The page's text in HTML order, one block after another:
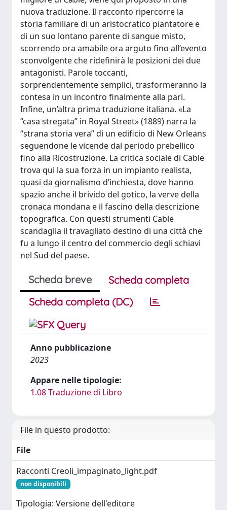
nuova traduzione. Il racconto ripercorre la
storia familiare di un aristocratico piantatore e
di un suo lontano parente di sangue misto,
scorrendo ora amabile ora arguto fino all’evento
sconvolgente che ridefinirà le posizioni dei due
antagonisti. Parole toccanti,
sorprendentemente semplici, trasformeranno la
contesa in un incontro finalmente alla pari.
Infine, un’altra prima traduzione italiana. «La
“casa stregata” in Royal Street» (1889) narra la
“strana storia vera” di un edificio di New Orleans
seguendone le vicende dal periodo prebellico
fino alla Ricostruzione. La critica sociale di Cable
trova qui la sua forza in un impianto realista,
quasi da giornalismo d’inchiesta, dove hanno
spazio anche il brivido del gotico, la verve della
cronaca mondana e il fascino della descrizione
topografica. Con questi strumenti Cable
scandaglia il travagliato destino di una città che
fu a lungo il centro del commercio degli schiavi
nel Sud del paese.
Scheda breve
Scheda completa
Scheda completa (DC)
Anno pubblicazione
2023
Appare nelle tipologie:
1.08 Traduzione di Libro
File in questo prodotto:
File
Racconti Creoli_impaginato_light.pdf
non disponibili
Tipologia: Versione dell'editore